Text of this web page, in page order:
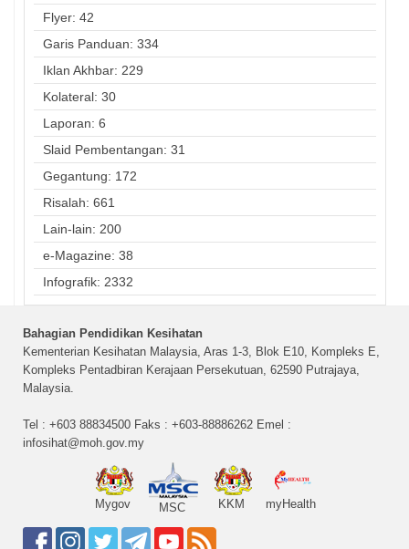
Flyer: 42
Garis Panduan: 334
Iklan Akhbar: 229
Kolateral: 30
Laporan: 6
Slaid Pembentangan: 31
Gegantung: 172
Risalah: 661
Lain-lain: 200
e-Magazine: 38
Infografik: 2332
Bahagian Pendidikan Kesihatan
Kementerian Kesihatan Malaysia, Aras 1-3, Blok E10, Kompleks E,
Kompleks Pentadbiran Kerajaan Persekutuan, 62590 Putrajaya,
Malaysia.
Tel : +603 88834500 Faks : +603-88886262 Emel :
infosihat@moh.gov.my
Mygov MSC KKM myHealth